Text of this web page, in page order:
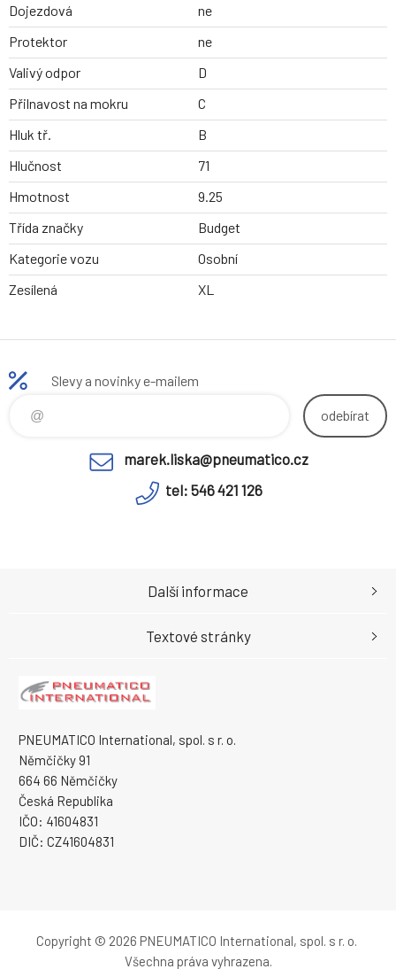
Dojezdová
ne
Protektor
ne
Valivý odpor
D
Přilnavost na mokru
C
Hluk tř.
B
Hlučnost
71
Hmotnost
9.25
Třída značky
Budget
Kategorie vozu
Osobní
Zesílená
XL
Slevy a novinky e-mailem
odebírat
marek.liska@pneumatico.cz
tel: 546 421 126
PNEUMATICO International, spol. s r. o.
Němčičky 91
664 66 Němčičky
Česká Republika
IČO: 41604831
DIČ: CZ41604831
Další informace
Textové stránky
Copyright © 2026 PNEUMATICO International, spol. s r. o.
Všechna práva vyhrazena.